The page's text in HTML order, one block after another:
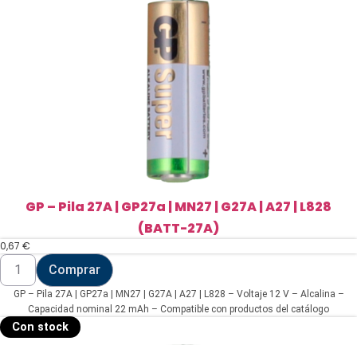
GP – Pila 27A | GP27a | MN27 | G27A | A27 | L828
(BATT-27A)
0,67 €
GP
Pila
27A
GP27a
|
Comprar
GP – Pila 27A | GP27a | MN27 | G27A | A27 | L828 – Voltaje 12 V – Alcalina –
Capacidad nominal 22 mAh – Compatible con productos del catálogo
Con stock